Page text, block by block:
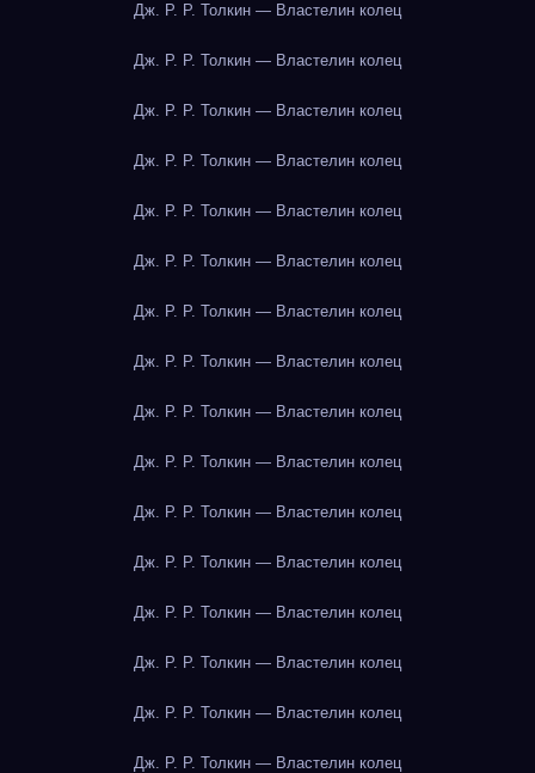
Дж. Р. Р. Толкин — Властелин колец
Дж. Р. Р. Толкин — Властелин колец
Дж. Р. Р. Толкин — Властелин колец
Дж. Р. Р. Толкин — Властелин колец
Дж. Р. Р. Толкин — Властелин колец
Дж. Р. Р. Толкин — Властелин колец
Дж. Р. Р. Толкин — Властелин колец
Дж. Р. Р. Толкин — Властелин колец
Дж. Р. Р. Толкин — Властелин колец
Дж. Р. Р. Толкин — Властелин колец
Дж. Р. Р. Толкин — Властелин колец
Дж. Р. Р. Толкин — Властелин колец
Дж. Р. Р. Толкин — Властелин колец
Дж. Р. Р. Толкин — Властелин колец
Дж. Р. Р. Толкин — Властелин колец
Дж. Р. Р. Толкин — Властелин колец